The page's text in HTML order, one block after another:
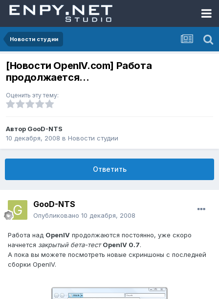
Новости студии
[Новости OpenIV.com] Работа
продолжается…
Оценить эту тему:
Автор GooD-NTS
10 декабря, 2008 в Новости студии
Ответить
GooD-NTS
Опубликовано 10 декабря, 2008
Работа над OpenIV продолжаются постоянно, уже скоро
начнется закрытый бета-тест OpenIV 0.7.
А пока вы можете посмотреть новые скриншоны с последней
сборки OpenIV.